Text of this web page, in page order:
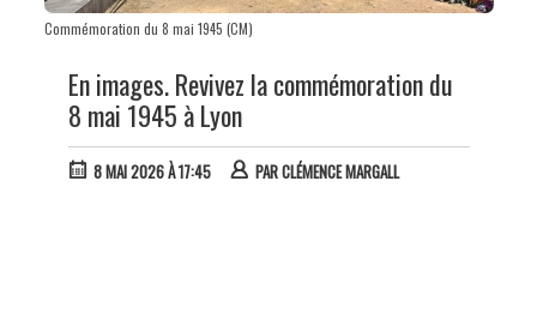
Commémoration du 8 mai 1945 (CM)
En images. Revivez la commémoration du
8 mai 1945 à Lyon
8 MAI 2026 À 17:45 PARCLÉMENCE MARGALL